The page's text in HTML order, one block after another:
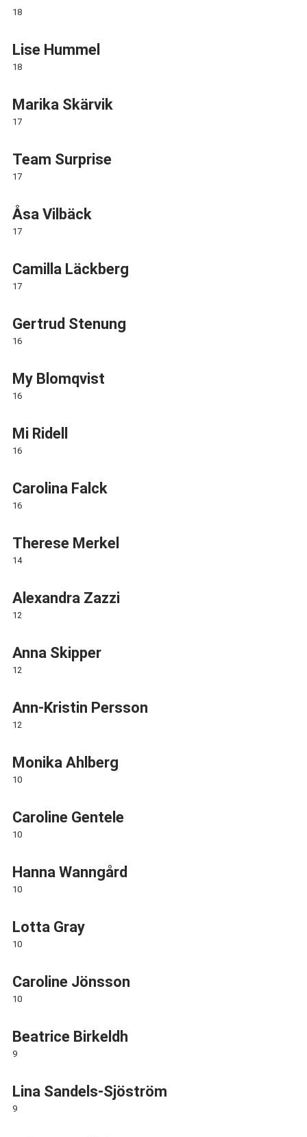
18
Lise Hummel
18
Marika Skärvik
17
Team Surprise
17
Åsa Vilbäck
17
Camilla Läckberg
17
Gertrud Stenung
16
My Blomqvist
16
Mi Ridell
16
Carolina Falck
16
Therese Merkel
14
Alexandra Zazzi
12
Anna Skipper
12
Ann-Kristin Persson
12
Monika Ahlberg
10
Caroline Gentele
10
Hanna Wanngård
10
Lotta Gray
10
Caroline Jönsson
10
Beatrice Birkeldh
9
Lina Sandels-Sjöström
9